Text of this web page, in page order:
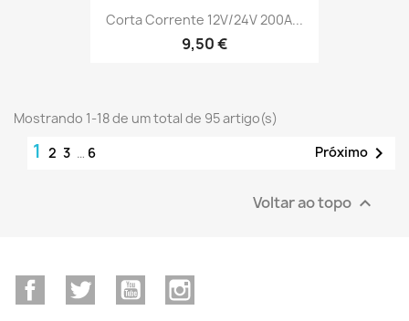
Corta Corrente 12V/24V 200A...
9,50 €
Mostrando 1-18 de um total de 95 artigo(s)
1 2 3 … 6 Próximo 
Voltar ao topo 
FacebookTwitter YouTube